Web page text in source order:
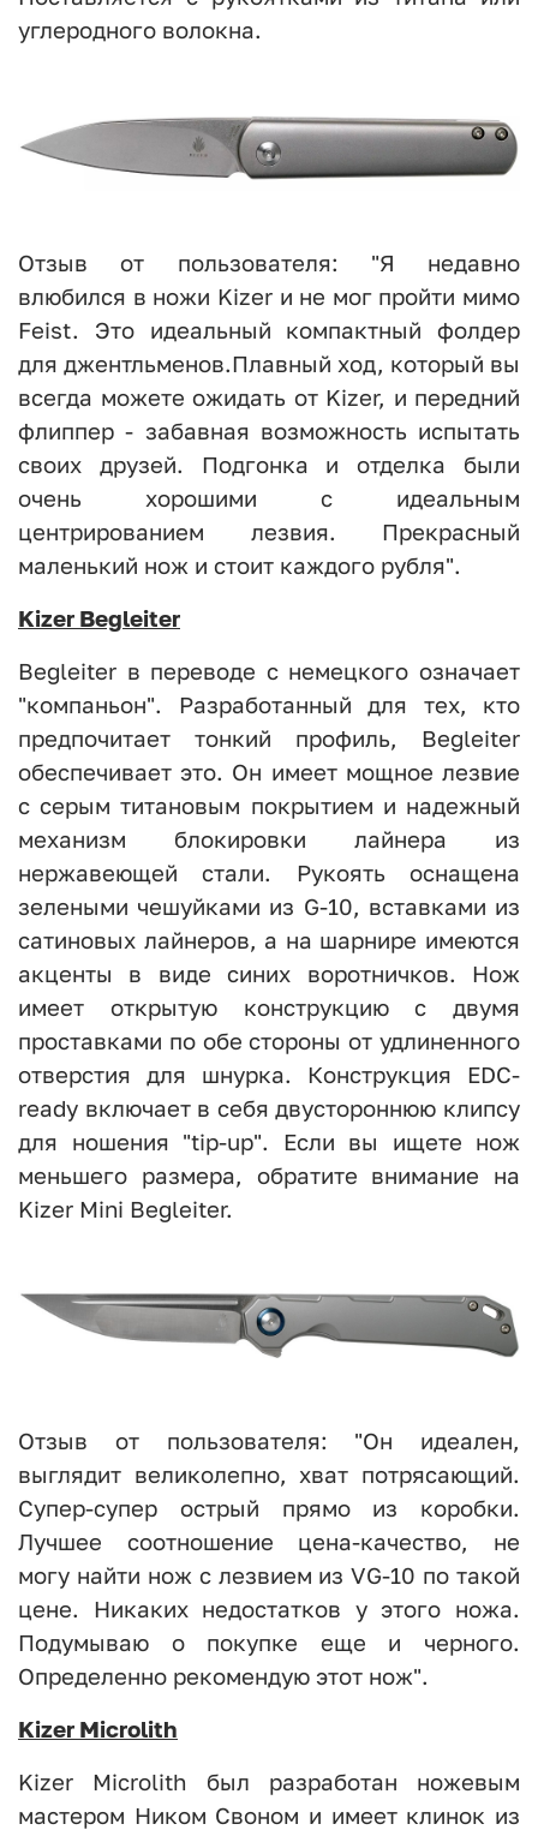
углеродного волокна.
Отзыв от пользователя: "Я недавно
влюбился в ножи Kizer и не мог пройти мимо
Feist. Это идеальный компактный фолдер
для джентльменов.Плавный ход, который вы
всегда можете ожидать от Kizer, и передний
флиппер - забавная возможность испытать
своих друзей. Подгонка и отделка были
очень хорошими с идеальным
центрированием лезвия. Прекрасный
маленький нож и стоит каждого рубля".
Kizer Begleiter
Begleiter в переводе с немецкого означает
"компаньон". Разработанный для тех, кто
предпочитает тонкий профиль, Begleiter
обеспечивает это. Он имеет мощное лезвие
с серым титановым покрытием и надежный
механизм блокировки лайнера из
нержавеющей стали. Рукоять оснащена
зелеными чешуйками из G-10, вставками из
сатиновых лайнеров, а на шарнире имеются
акценты в виде синих воротничков. Нож
имеет открытую конструкцию с двумя
проставками по обе стороны от удлиненного
отверстия для шнурка. Конструкция EDC-
ready включает в себя двустороннюю клипсу
для ношения "tip-up". Если вы ищете нож
меньшего размера, обратите внимание на
Kizer Mini Begleiter.
Отзыв от пользователя: "Он идеален,
выглядит великолепно, хват потрясающий.
Супер-супер острый прямо из коробки.
Лучшее соотношение цена-качество, не
могу найти нож с лезвием из VG-10 по такой
цене. Никаких недостатков у этого ножа.
Подумываю о покупке еще и черного.
Определенно рекомендую этот нож".
Kizer Microlith
Kizer Microlith был разработан ножевым
мастером Ником Своном и имеет клинок из